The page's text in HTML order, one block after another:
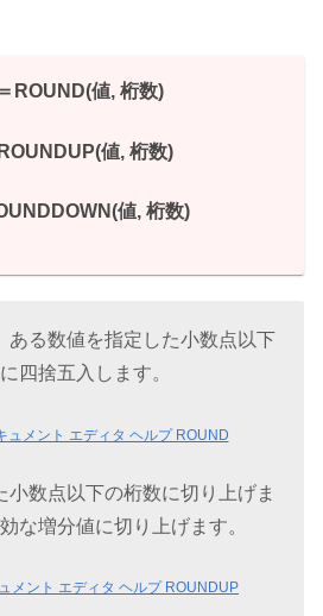
ROUND(値, 桁数)
値, 桁数)
値, 桁数)
ある数値を指定した小数点以下
四捨五入します。
ュメント エディタ ヘルプ ROUND
小数点以下の桁数に切り上げま
な増分値に切り上げます。
メント エディタ ヘルプ ROUNDUP